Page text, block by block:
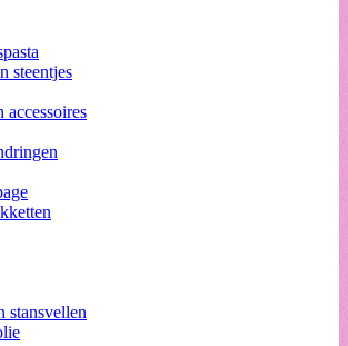
steentjes
accessoires
stansvellen